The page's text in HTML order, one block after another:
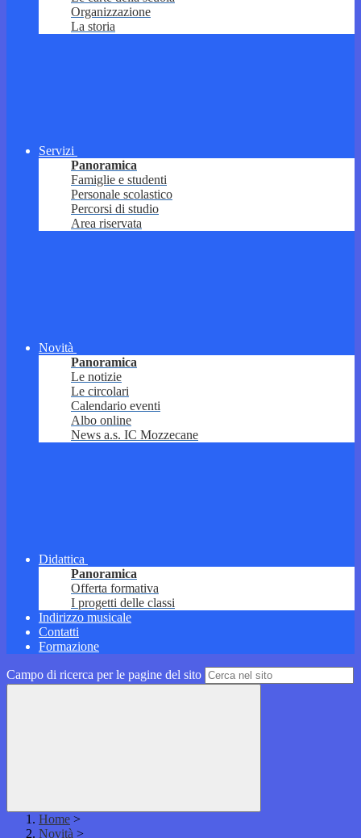
Organizzazione
La storia
Servizi
Panoramica
Famiglie e studenti
Personale scolastico
Percorsi di studio
Area riservata
Novità
Panoramica
Le notizie
Le circolari
Calendario eventi
Albo online
News a.s. IC Mozzecane
Didattica
Panoramica
Offerta formativa
I progetti delle classi
Indirizzo musicale
Contatti
Formazione
Campo di ricerca per le pagine del sito
Home >
Novità >